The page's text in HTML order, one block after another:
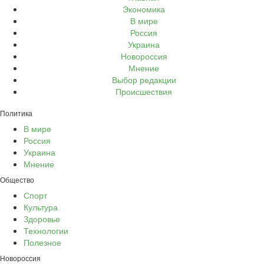
Экономика
В мире
Россия
Украина
Новороссия
Мнение
Выбор редакции
Происшествия
Политика
В мире
Россия
Украина
Мнение
Общество
Спорт
Культура
Здоровье
Технологии
Полезное
Новороссия